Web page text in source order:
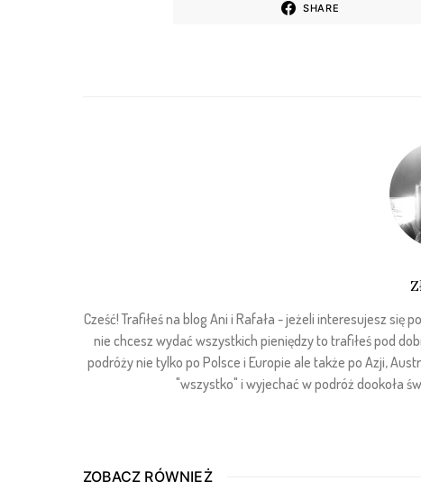
SHARE
Cześć! Trafiłeś na blog Ani i Rafała - jeżeli interesujesz
nie chcesz wydać wszystkich pieniędzy to trafiłeś pod
podróży nie tylko po Polsce i Europie ale także po Azji,
"wszystko" i wyjechać w podróż dookoła
ZOBACZ RÓWNIEŻ